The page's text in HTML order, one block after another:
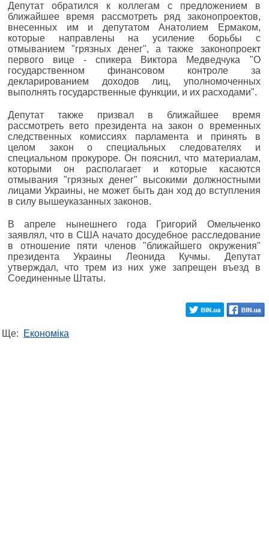
Депутат обратился к коллегам с предложением в
ближайшее время рассмотреть ряд законопроектов,
внесенных им и депутатом Анатолием Ермаком,
которые направлены на усиление борьбы с
отмыванием "грязных денег", а также законопроект
первого вице - спикера Виктора Медведчука "О
государственном финансовом контроле за
декларированием доходов лиц, уполномоченных
выполнять государственные функции, и их расходами".
Депутат также призвал в ближайшее время
рассмотреть вето президента на закон о временных
следственных комиссиях парламента и принять в
целом закон о специальных следователях и
специальном прокуроре. Он пояснил, что материалам,
которыми он располагает и которые касаются
отмывания "грязных денег" высокими должностными
лицами Украины, не может быть дан ход до вступления
в силу вышеуказанных законов.
В апреле нынешнего года Григорий Омельченко
заявлял, что в США начато досудебное расследование
в отношение пяти членов "ближайшего окружения"
президента Украины Леонида Кучмы. Депутат
утверждал, что трем из них уже запрещен въезд в
Соединенные Штаты.
Ще: Економіка